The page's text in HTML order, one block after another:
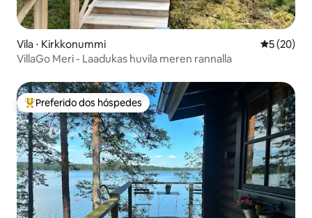
Vila ⋅ Kirkkonummi 5 de uma
5 (20)
VillaGo Meri - Laadukas huvila meren rannalla
Entre os melhores preferidos dos hóspedes
Preferido dos hóspedes